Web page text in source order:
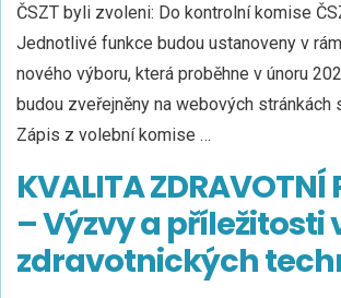
ČSZT byli zvoleni: Do kontrolní komise
Jednotlivé funkce budou ustanoveny v
nového výboru, která proběhne v únoru
budou zveřejněny na webových stránkách
Zápis z volební komise …
KVALITA ZDRAVOTNÍ
– Výzvy a příležitosti
zdravotnických